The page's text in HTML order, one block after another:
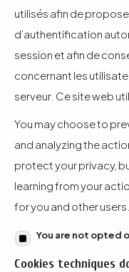
utilisés afin de
d’authentification
session et afin de
concernant les
serveur. Ce site web
You may choose to
and analyzing the
protect your privacy,
learning from your
for you and other users.
You are not opted
Cookies techniques